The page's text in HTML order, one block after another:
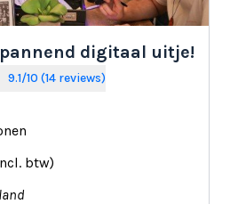
digitaal uitje!
9.1/10 (14 reviews)
btw)